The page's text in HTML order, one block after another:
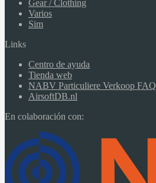
Gear / Clothing
Varios
Sim
Links
Centro de ayuda
Tienda web
NABV Particuliere Verkoop FAQ
AirsoftDB.nl
En colaboración con: